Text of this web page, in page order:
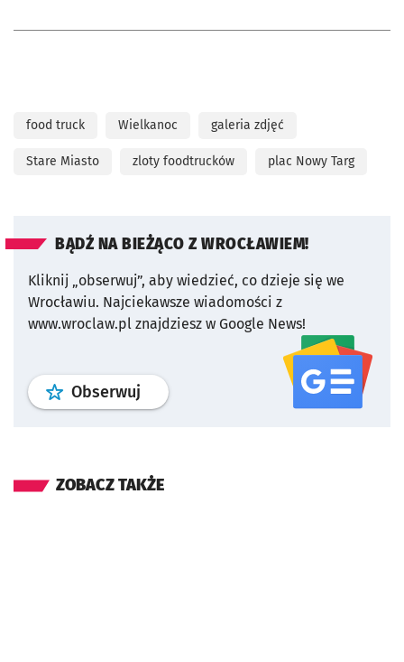
food truck Wielkanoc galeria zdjęć
Stare Miasto zloty foodtrucków plac Nowy Targ
BĄDŹ NA BIEŻĄCO Z WROCŁAWIEM!
Kliknij „obserwuj”, aby wiedzieć, co dzieje się we
Wrocławiu. Najciekawsze wiadomości z
www.wroclaw.pl znajdziesz w Google News!
Obserwuj profil serwisu
ZOBACZ TAKŻE